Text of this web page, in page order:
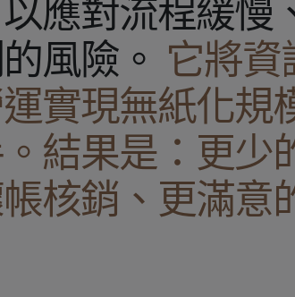
應對流程緩慢
風險。 它將資
實現無紙化規
結果是：更少
核銷、更滿意